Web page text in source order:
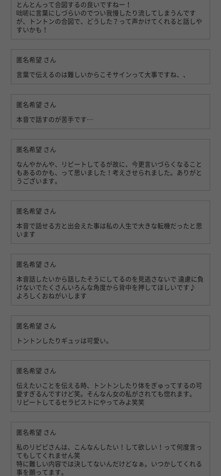
とんとんって合図するの良いですねー！
咄嗟に言葉にしづらいのでつい我慢したり流してしまうんです
が、トントンの合図で、どうした？って声かけてくれると話しや
すいかも！
匿名希望 さん
言葉で伝えるのは難しいからこそサインって大事ですね、、
匿名希望 さん
本音で話すのが苦手です…
匿名希望 さん
なんやかんや、リピートしてるが故に、今更言いづらくなること
もあるのかも、って思いました！考えさせられました。ありがと
うございます。
匿名希望 さん
本音で話せる方と出会えた事は私の人生で大きな転機だったと思
います
匿名希望 さん
本音話したいから話したそうにしてるのを見逃さないで 遠慮に負
けないでたくさんいろんな角度から背中を押してほしいです♪
よろしくおねがいします
匿名希望 さん
トントンしたりギュッは可愛い。
匿名希望 さん
伝えたいことを伝える時、トントンしたり体をぎゅってするの可
愛すぎるんですけど笑。そんなん女の私がされても惚れます。
リピートしてるセラピストにやってみよ笑笑
匿名希望 さん
私のリピピさんは、こんなんしたい！して欲しい！って何度言っ
てもしてくれません笑
特に難しい内容では決してないんだけどなぁ。いつかしてくれる
事を願ってます。